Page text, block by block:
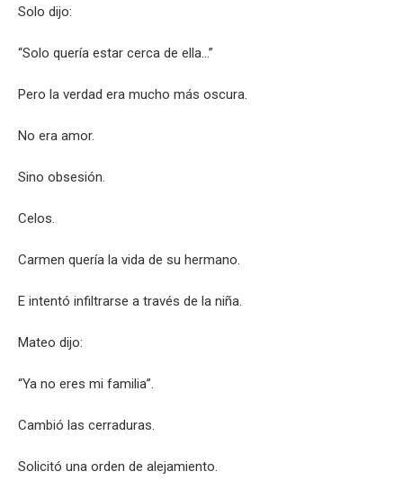
Solo dijo:
“Solo quería estar cerca de ella…”
Pero la verdad era mucho más oscura.
No era amor.
Sino obsesión.
Celos.
Carmen quería la vida de su hermano.
E intentó infiltrarse a través de la niña.
Mateo dijo:
“Ya no eres mi familia”.
Cambió las cerraduras.
Solicitó una orden de alejamiento.